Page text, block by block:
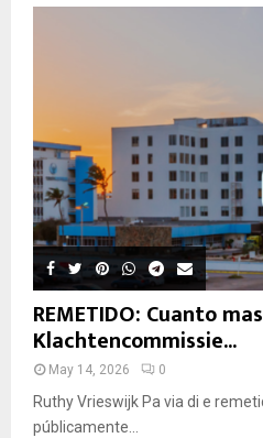
REMETIDO: Cuanto
Klachtencommissie...
May 14, 2026 0
Ruthy Vrieswijk Pa via di e
públicamente...